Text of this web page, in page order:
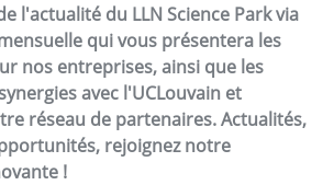
l'actualité du LLN Science Park via
qui vous présentera les
nos entreprises, ainsi que les
avec l'UCLouvain et
réseau de partenaires. Actualités,
rejoignez notre
!